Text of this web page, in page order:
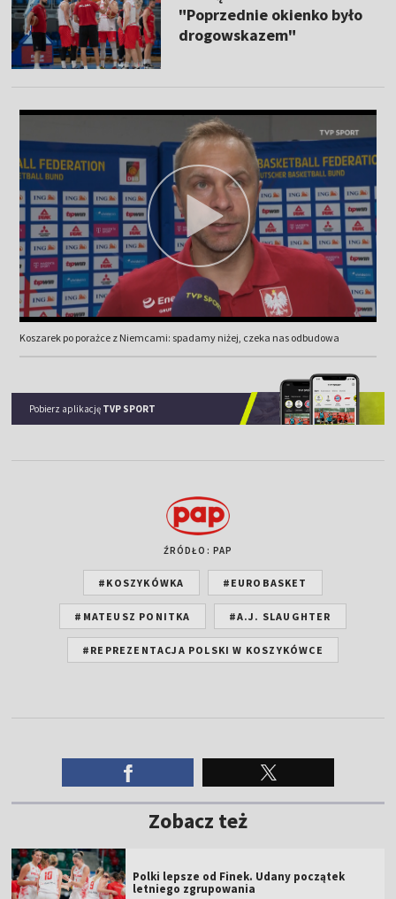
"Poprzednie okienko było
drogowskazem"
Koszarek po porażce z Niemcami: spadamy niżej, czeka nas odbudowa
Pobierz aplikację TVP SPORT
ŹRÓDŁO: PAP
#KOSZYKÓWKA #EUROBASKET
#MATEUSZ PONITKA #A.J. SLAUGHTER
#REPREZENTACJA POLSKI W KOSZYKÓWCE
Zobacz też
Polki lepsze od Finek. Udany początek
letniego zgrupowania